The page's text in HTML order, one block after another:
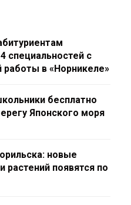
специальностей с
работы в «Норникеле»
бесплатно
Японского моря
новые
растений появятся по